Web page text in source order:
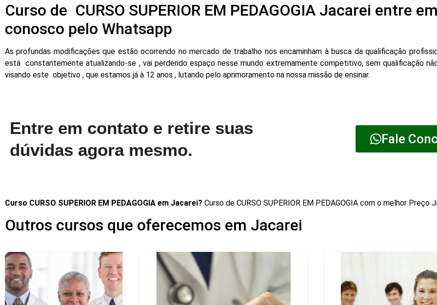
Curso de CURSO SUPERIOR EM PEDAGOGIA Jacarei entre
conosco pelo Whatsapp
As profundas modificações que estão ocorrendo no mercado de trabalho nos encaminham à busca da qualificação
está constantemente atualizando-se , vai perdendo espaço nesse mundo extremamente competitivo, sem qualificação
visando este objetivo , que estamos já à 12 anos , lutando pelo aprimoramento na nossa missão de ensinar.
Entre em contato e retire suas
dúvidas agora mesmo.
Fale
Curso CURSO SUPERIOR EM PEDAGOGIA em Jacarei? Curso de CURSO SUPERIOR EM PEDAGOGIA com o melhor Preço
Outros cursos que oferecemos em Jacarei